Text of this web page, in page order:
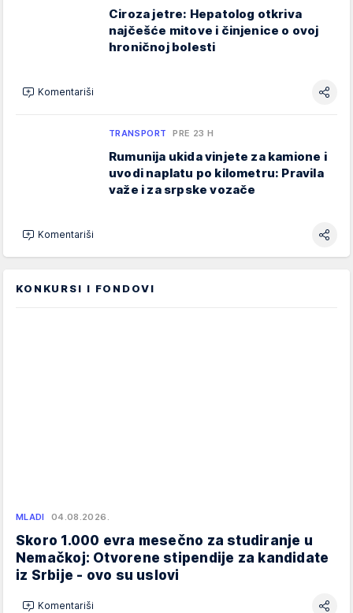
Ciroza jetre: Hepatolog otkriva
najčešće mitove i činjenice o ovoj
hroničnoj bolesti
Komentariši
TRANSPORT PRE 23 H
Rumunija ukida vinjete za kamione i
uvodi naplatu po kilometru: Pravila
važe i za srpske vozače
Komentariši
KONKURSI I FONDOVI
MLADI 04.08.2026.
Skoro 1.000 evra mesečno za studiranje u
Nemačkoj: Otvorene stipendije za kandidate
iz Srbije - ovo su uslovi
Komentariši